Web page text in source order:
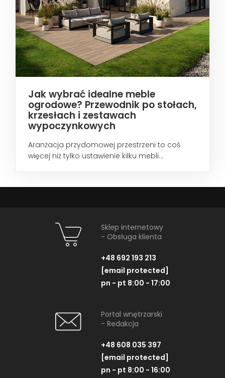
Jak wybrać idealne meble
ogrodowe? Przewodnik po stołach,
krzesłach i zestawach
wypoczynkowych
Aranżacja przydomowej przestrzeni to coś
więcej niż tylko ustawienie kilku mebli...
Sklep internetowy
- Obsługa klienta
+48 692 193 213
[email protected]
pn - pt 8:00 - 17:00
Portal wnętrzarski
- Redakcja
+48 608 035 397
[email protected]
pn - pt 8:00 - 16:00